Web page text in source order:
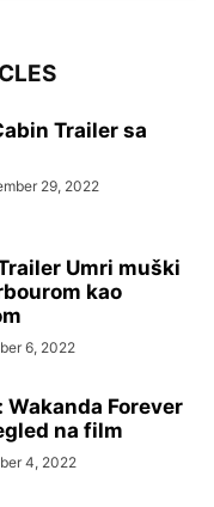
Trailer sa
29, 2022
Umri muški
kao
6, 2022
Wakanda Forever
na film
4, 2022